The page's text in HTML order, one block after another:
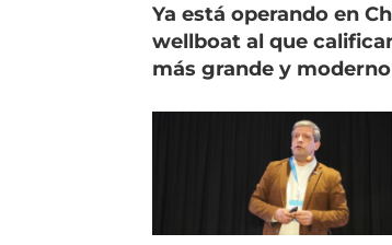
Ya está operando en
wellboat al que
más grande y moderno